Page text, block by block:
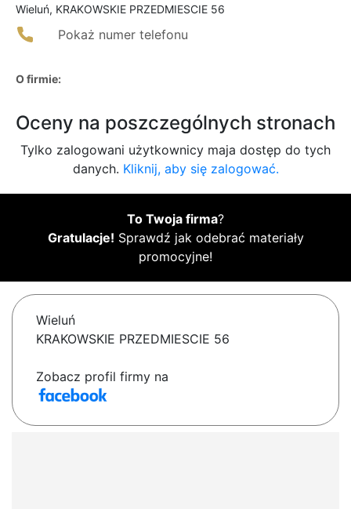
Wieluń, KRAKOWSKIE PRZEDMIESCIE 56
Pokaż numer telefonu
O firmie:
Oceny na poszczególnych stronach
Tylko zalogowani użytkownicy maja dostęp do tych
danych. Kliknij, aby się zalogować.
To Twoja firma?
Gratulacje! Sprawdź jak odebrać materiały
promocyjne!
Wieluń
KRAKOWSKIE PRZEDMIESCIE 56
Zobacz profil firmy na